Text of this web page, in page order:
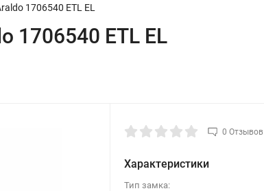
1706540 ETL EL
ETL EL
0 Отзывов
Характеристики
Тип замка: